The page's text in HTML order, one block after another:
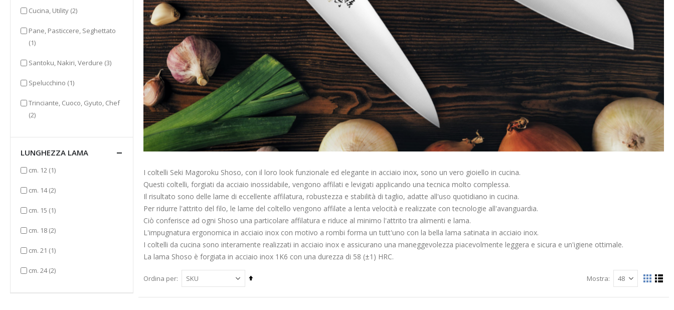
I coltelli Seki Magoroku Shoso, con il loro look funzionale ed elegante in acciaio inox, sono un vero gioiello in cucina.
Questi coltelli, forgiati da acciaio inossidabile, vengono affilati e levigati applicando una tecnica molto complessa.
Il risultato sono delle lame di eccellente affilatura, robustezza e stabilità di taglio, adatte all'uso quotidiano in cucina.
Per ridurre l'attrito del filo, le lame del coltello vengono affilate a lenta velocità e realizzate con tecnologie all'avanguardia.
Ciò conferisce ad ogni Shoso una particolare affilatura e riduce al minimo l'attrito tra alimenti e lama.
L'impugnatura ergonomica in acciaio inox con motivo a rombi forma un tutt'uno con la bella lama satinata in acciaio inox.
I coltelli da cucina sono interamente realizzati in acciaio inox e assicurano una maneggevolezza piacevolmente leggera e sicura e un'igiene ottimale.
La lama Shoso è forgiata in acciaio inox 1K6 con una durezza di 58 (±1) HRC.
Ordina per
Imposta
Mostra
Mostra
come
Cucina, Utility (2)elementi
Pane, Pasticcere, Seghettato
(1)elemento
Santoku, Nakiri, Verdure (3)elementi
Spelucchino (1)elemento
Trinciante, Cuoco, Gyuto, Chef
(2)elementi
LUNGHEZZA LAMA
cm. 12 (1)elemento
cm. 14(2)elementi
cm. 15 (1)elemento
cm. 18 (2)elementi
cm. 21 (1)elemento
cm. 24(2)elementi